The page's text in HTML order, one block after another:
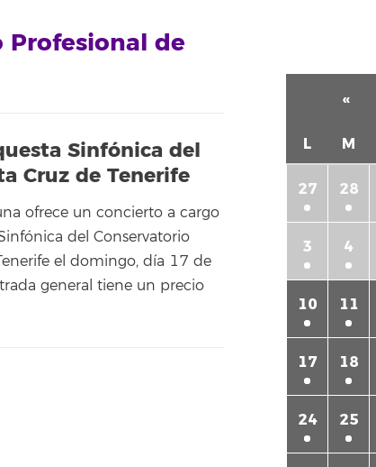
Profesional de
Sinfónica del
Cruz de Tenerife
ofrece un concierto a cargo
del Conservatorio
el domingo, día 17 de
general tiene un precio
«
L M
27 28
3 4
10 11
17 18
24 25